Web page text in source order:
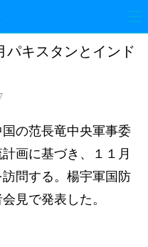
経済
写真
パキスタンとインド
の范長竜中央軍事委
画に基づき、１１月
問する。楊宇軍国防
見で発表した。